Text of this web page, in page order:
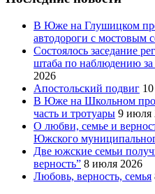
В Юже на Глушицком
автодороги с мостовым
Состоялось заседание
штаба по наблюдению
2026
Апостольский подвиг
В Юже на Школьном
часть и тротуары 9 июля
О любви, семье и
Южского
Две южские семьи
верность” 8 июля 2026
Любовь, верность, семья